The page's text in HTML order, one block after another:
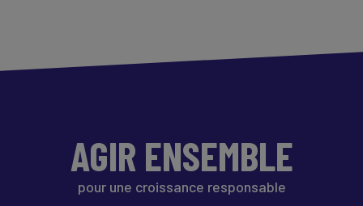
AGIR ENSEMBLE
pour une croissance responsable